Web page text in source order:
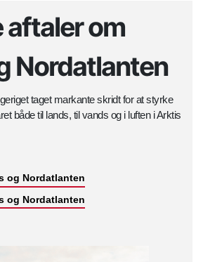
aftaler om
Nordatlanten
taget markante skridt for at styrke
både til lands, til vands og i luften i Arktis
og Nordatlanten
og Nordatlanten